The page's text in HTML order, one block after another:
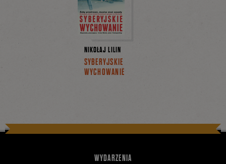
NIKOŁAJ LILIN
SYBERYJSKIE
WYCHOWANIE
WYDARZENIA